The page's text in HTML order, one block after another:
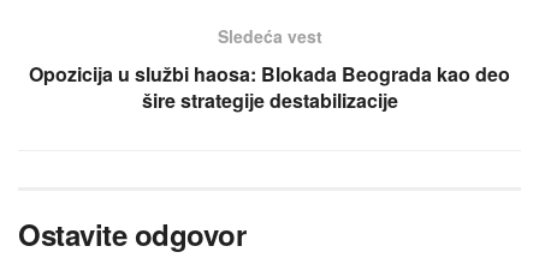
Sledeća vest
Opoziciјa u službi haosa: Blokada Beograda kao deo
šire strategiјe destabilizaciјe
Ostavite odgovor